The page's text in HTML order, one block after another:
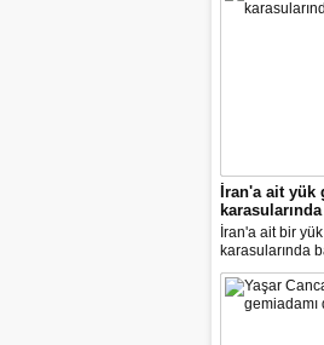
İran'a ait yük
karasularında
İran'a ait bir
karasularında
kişinin